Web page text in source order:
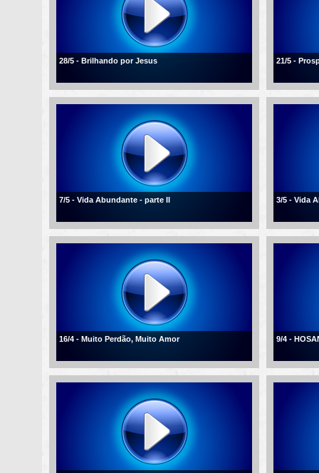
28/5 - Brilhando por Jesus 21/5 -
7/5 - Vida Abundante - parte II 3/5 - Vida
16/4 - Muito Perdão, Muito Amor 9/4 -